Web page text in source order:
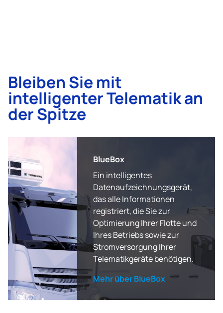
Bleiben Sie mit
intelligenter Telematik an
der Spitze
BlueBox
Ein intelligentes
Datenaufzeichnungsgerät,
das alle Informationen
registriert, die Sie zur
Optimierung Ihrer Flotte und
Ihres Betriebs sowie zur
Stromversorgung Ihrer
Telematikgeräte benötigen.
Mehr über BlueBox